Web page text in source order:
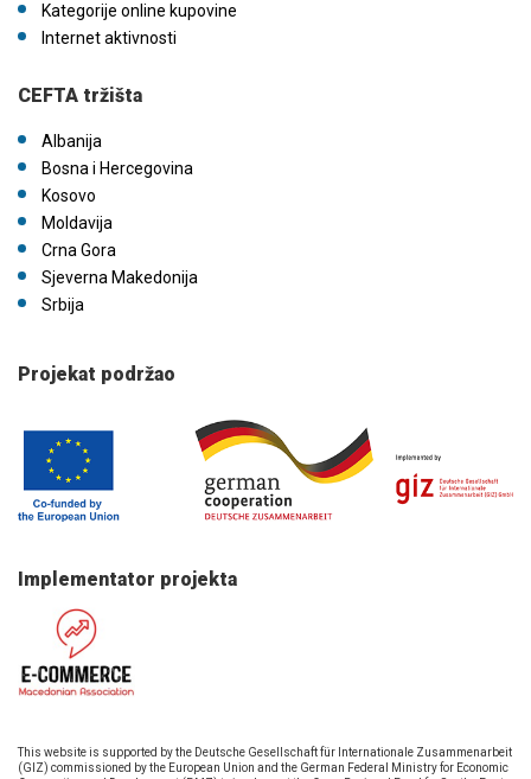
Kategorije online kupovine
Internet aktivnosti
CEFTA tržišta
Albanija
Bosna i Hercegovina
Kosovo
Moldavija
Crna Gora
Sjeverna Makedonija
Srbija
Projekat podržao
Implementator projekta
This website is supported by the Deutsche Gesellschaft für Internationale Zusammenarbeit
(GIZ) commissioned by the European Union and the German Federal Ministry for Economic